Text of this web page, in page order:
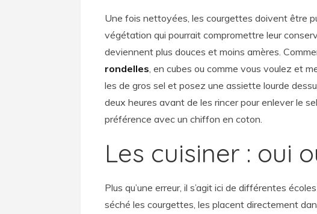
Une fois nettoyées, les courgettes doivent être
végétation qui pourrait compromettre leur
deviennent plus douces et moins amères.
rondelles , en cubes ou comme vous voulez et
les de gros sel et posez une assiette lourde
deux heures avant de les rincer pour enlever le
préférence avec un chiffon en coton.
Les cuisiner : oui
Plus qu’une erreur, il s’agit ici de différentes
séché les courgettes, les placent directement